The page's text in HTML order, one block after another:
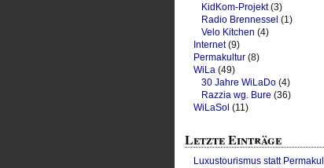
KidKom-Projekt(3)
Radio Brennessel (1)
Velo Kitchen (4)
Internet(9)
Permakultur(8)
WiLa (49)
30 Jahre WiLaDo(4)
Razzia wg. Bure (36)
WiLaSol (11)
Letzte Einträge
Luxustourismus statt